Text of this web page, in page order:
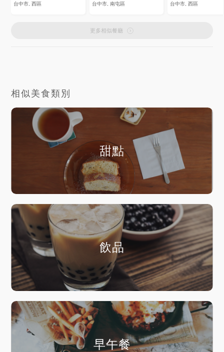
台中市, 西區 台中市, 南屯區 台中市, 西區
更多相似餐廳
相似美食類別
甜點
飲品
早午餐